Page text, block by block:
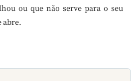
ou que não serve para o seu
abre.